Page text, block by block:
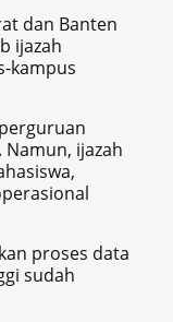
dan Banten
ijazah
kampus
ijazah
proses data
sudah